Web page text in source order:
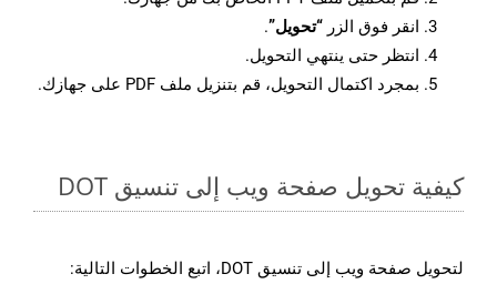
انقر فوق الزر “تحويل”.
انتظر حتى ينتهي التحويل.
بمجرد اكتمال التحويل، قم بتنزيل ملف PDF على جهازك.
كيفية تحويل صفحة ويب إلى تنسيق DOT
لتحويل صفحة ويب إلى تنسيق DOT، اتبع الخطوات التالية: